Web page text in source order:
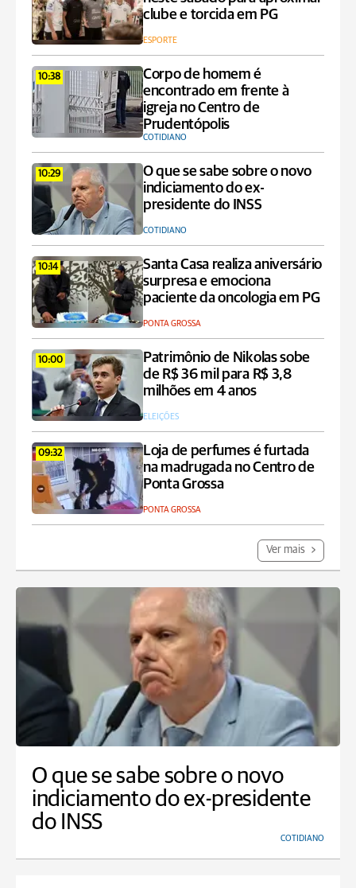
clube e torcida em PG
ESPORTE
10:38
Corpo de homem é
encontrado em frente à
igreja no Centro de
Prudentópolis
COTIDIANO
10:29
O que se sabe sobre o novo
indiciamento do ex-
presidente do INSS
COTIDIANO
10:14
Santa Casa realiza aniversário
surpresa e emociona
paciente da oncologia em PG
PONTA GROSSA
10:00
Patrimônio de Nikolas sobe
de R$ 36 mil para R$ 3,8
milhões em 4 anos
ELEIÇÕES
09:32
Loja de perfumes é furtada
na madrugada no Centro de
Ponta Grossa
PONTA GROSSA
Ver mais
O que se sabe sobre o novo
indiciamento do ex-presidente
do INSS
COTIDIANO